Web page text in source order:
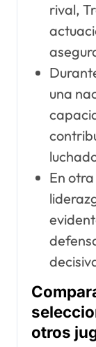
rival,
una
En
otros